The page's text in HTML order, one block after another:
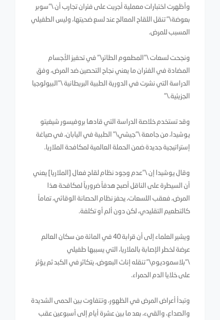
وأظهرت اختبارات معملية أجريت على فئران تجارب أن \"سوبر
بعوضة\" تنقل اللقاح المعالج عند لسع ضحيتها، وليس الطفيلي
المسبب للمرض.
ونجحت لسعات \"المطعوم الطائر\" في تحفيز الأجسام
المضادة في الفئران ما يعني نجاح التحصين ضد المرض، وفق
الدراسة التي نشرت في الدورية الطبية البريطانية \"البيولوجيا
الجزيئية.\"
وقد تستخدم خلاصة الدراسة التي قادها بروفيسور شيغيتو
يوشيدا، من جامعة \"جيشي\" الطبية في اليابان، في صياغة
إستراتيجية جديدة ضمن الحملة العالمية لمكافحة الملاريا.
وقال يوشيدا إن \"عدم وجود نظام لقاح فعال [الملاريا] يعني
أن السيطرة على الناقل أصبح هدفاً ضرورياً لمكافحة هذا
المرض، فعقب اللسعات، يحفز نظام الحصانة الوقائي، تماماً
كالتطعيم التقليدي، لكن دون ألم أو تكلفة.
ويشير العلماء إلى أن قرابة 40 في المائة من سكان العالم
عرضة لخطر الإصابة بالملاريا، التي يسببها طفيلي
\"بلاسموديوم\" تنقله إناث البعوض، يتكاثر في الكبد ثم يؤثر
على خلايا الدم الحمراء.
وتبدأ أعراض المرض في الظهور، وتتفاوت بين الحمى الشديدة
والصداع، والقيء، بعد ما بين عشرة أيام إلى أسبوعين عقب